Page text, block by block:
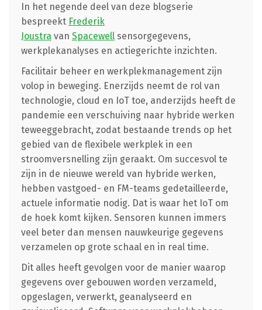
In het negende deel van deze blogserie
bespreekt Frederik
Joustra van Spacewellsensorgegevens,
werkplekanalyses en actiegerichte inzichten.
Facilitair beheer en werkplekmanagement zijn
volop in beweging. Enerzijds neemt de rol van
technologie, cloud en IoT toe, anderzijds heeft de
pandemie een verschuiving naar hybride werken
teweeggebracht, zodat bestaande trends op het
gebied van de flexibele werkplek in een
stroomversnelling zijn geraakt. Om succesvol te
zijn in de nieuwe wereld van hybride werken,
hebben vastgoed- en FM-teams gedetailleerde,
actuele informatie nodig. Dat is waar het IoT om
de hoek komt kijken. Sensoren kunnen immers
veel beter dan mensen nauwkeurige gegevens
verzamelen op grote schaal en in real time.
Dit alles heeft gevolgen voor de manier waarop
gegevens over gebouwen worden verzameld,
opgeslagen, verwerkt, geanalyseerd en